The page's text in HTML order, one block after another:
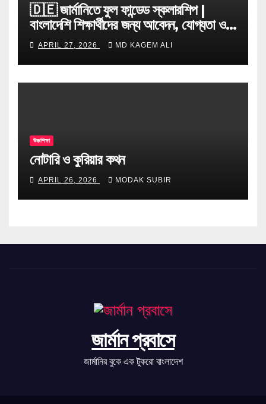
🇩🇪 জার্মানিতে ফুল ফান্ডেড স্কলারশিপ |
বাংলাদেশি শিক্ষার্থীদের জন্য আবেদন, যোগ্যতা ও
টিপস
APRIL 27, 2026 MD KAGEM ALI
উচ্চশিক্ষা
নোটারি ও কুরিয়ার কথন
APRIL 26, 2026 MODAK SUBIR
জার্মান প্রবাসে
জার্মানির বুকে এক টুকরো বাংলাদেশ